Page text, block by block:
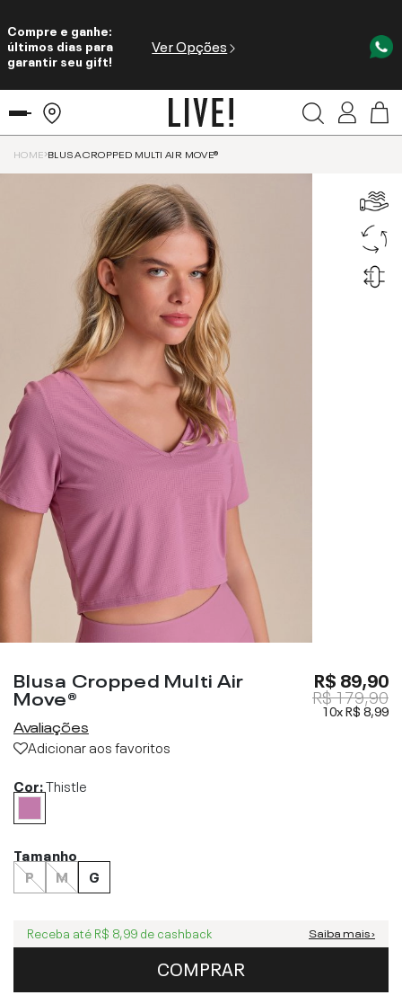
Compre e ganhe:
últimos dias para
garantir seu gift!
Ver Opções
HOME BLUSA CROPPED MULTI AIR MOVE®
Blusa Cropped Multi Air
Move®
Avaliações
Adicionar aos favoritos
R$ 89,90
R$ 179,90
10xR$ 8,99
Cor:Thistle
Tamanho
P
M G
Receba até R$ 8,99 de cashback Saiba mais ›
COMPRAR